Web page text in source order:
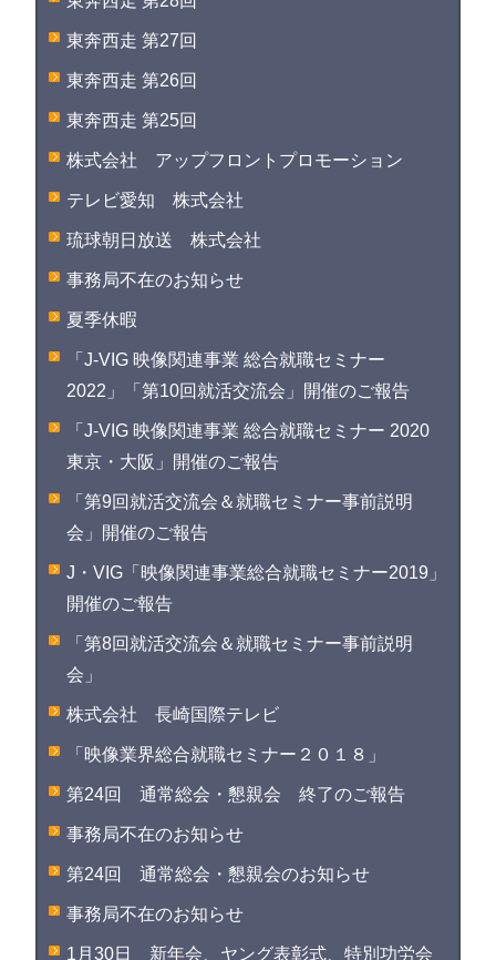
東奔西走 第27回
東奔西走 第26回
東奔西走 第25回
株式会社 アップフロントプロモーション
テレビ愛知 株式会社
琉球朝日放送 株式会社
事務局不在のお知らせ
夏季休暇
「J-VIG 映像関連事業 総合就職セミナー
2022」「第10回就活交流会」開催のご報告
「J-VIG 映像関連事業 総合就職セミナー 2020
東京・大阪」開催のご報告
「第9回就活交流会＆就職セミナー事前説明
会」開催のご報告
J・VIG「映像関連事業総合就職セミナー2019」
開催のご報告
「第8回就活交流会＆就職セミナー事前説明
会」
株式会社 長崎国際テレビ
「映像業界総合就職セミナー２０１８」
第24回 通常総会・懇親会 終了のご報告
事務局不在のお知らせ
第24回 通常総会・懇親会のお知らせ
事務局不在のお知らせ
1月30日 新年会、ヤング表彰式、特別功労会